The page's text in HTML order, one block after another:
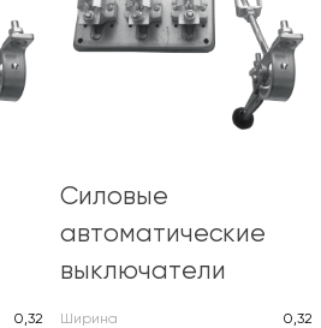
0,32
Силовые
автоматические
выключатели
Ширина
0,32